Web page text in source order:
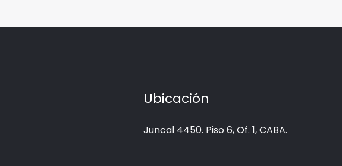
Ubicación
Juncal 4450. Piso 6, Of. 1, CABA.